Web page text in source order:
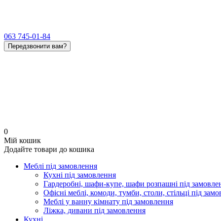
063 745-01-84
Передзвонити вам?
0
Мій кошик
Додайте товари до кошика
Меблі під замовлення
Кухні під замовлення
Гардеробні, шафи-купе, шафи розпашні під
Офісні меблі, комоди, тумби, столи, стільці під
Меблі у ванну кімнату під замовлення
Ліжка, дивани під замовлення
Кухні